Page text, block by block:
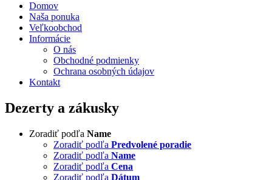
Domov
Naša ponuka
Veľkoobchod
Informácie
O nás
Obchodné podmienky
Ochrana osobných údajov
Kontakt
Dezerty a zákusky
Zoradiť podľa Name
Zoradiť podľa Predvolené poradie
Zoradiť podľa Name
Zoradiť podľa Cena
Zoradiť podľa Dátum